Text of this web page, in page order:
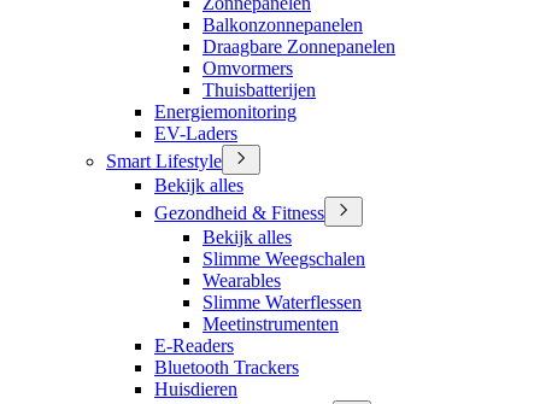
Balkonzonnepanelen
Draagbare Zonnepanelen
Omvormers
Thuisbatterijen
Energiemonitoring
EV-Laders
Smart Lifestyle
Bekijk alles
Gezondheid & Fitness
Bekijk alles
Slimme Weegschalen
Wearables
Slimme Waterflessen
Meetinstrumenten
E-Readers
Bluetooth Trackers
Huisdieren